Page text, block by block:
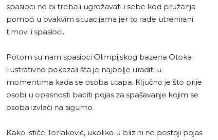
spasioci ne bi trebali ugrožavati i sebe kod pružanja
pomoći u ovakvim situacijama jer to rade utrenirani
timovi i spasioci.
Potom su nam spasioci Olimpijskog bazena Otoka
ilustrativno pokazali šta je najbolje uraditi u
momentima kada se osoba utapa. Ključno je što prije
osobi u opasnosti baciti pojas za spašavanje kojim se
osoba izvlači na sigurno.
Kako ističe Torlaković, ukoliko u blizini ne postoji pojas